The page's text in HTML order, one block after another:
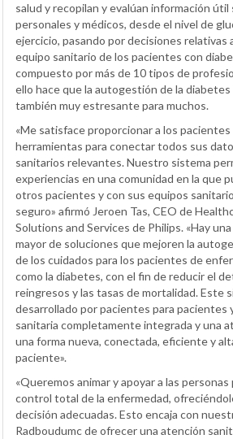
salud y recopilan y evalúan información
personales y médicos, desde el nivel de
ejercicio, pasando por decisiones relativas
equipo sanitario de los pacientes con
compuesto por más de 10 tipos de
ello hace que la autogestión de la
también muy estresante para muchos.
«Me satisface proporcionar a los
herramientas para conectar todos sus
sanitarios relevantes. Nuestro sistema
experiencias en una comunidad en la que
otros pacientes y con sus equipos
seguro» afirmó Jeroen Tas, CEO de
Solutions and Services de Philips. «Hay
mayor de soluciones que mejoren la
de los cuidados para los pacientes de
como la diabetes, con el fin de reducir el
reingresos y las tasas de mortalidad. Este
desarrollado por pacientes para pacientes
sanitaria completamente integrada y una
una forma nueva, conectada, eficiente y
paciente».
«Queremos animar y apoyar a las
control total de la enfermedad,
decisión adecuadas. Esto encaja con
Radboudumc de ofrecer una atención